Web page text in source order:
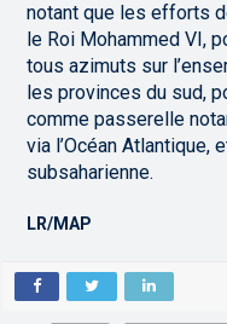
notant que les efforts
le Roi Mohammed VI,
tous azimuts sur
les provinces du sud,
comme passerelle
via l’Océan Atlantique,
subsaharienne.
LR/MAP